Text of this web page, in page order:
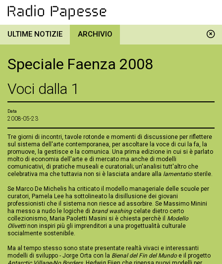
ULTIME NOTIZIE ARCHIVIO
Speciale Faenza 2008
Voci dalla 1
Data
2008-05-23
Tre giorni di incontri, tavole rotonde e momenti di discussione per riflettere
sul sistema dell'arte contemporanea, per ascoltare la voce di cui la fa, la
promuove, la gestisce e la comunica. Una prima edizione in cui si è parlato
molto di economia dell'arte e di mercato ma anche di modelli
comunicativi, di pratiche museali e curatoriali; un'analisi tutt'altro che
celebrativa ma che tuttavia non si è lasciata andare alla lamentatiosterile.
Se Marco De Michelis ha criticato il modello manageriale delle scuole per
curatori, Pamela Lee ha sottolineato la disillusione dei giovani
professionisti che il sistema non riesce ad assorbire. Se Massimo Minini
ha messo a nudo le logiche di brand washing celate dietro certo
collezionismo, Maria Paoletti Masini si è chiesta perchè il Modello
Olivettinon inspiri più gli imprenditori a una progettualità culturale
socialmente sostenibile.
Ma al tempo stesso sono state presentate realtà vivaci e interessanti
modelli di sviluppo - Jorge Orta con la Bienal del Fin del Mundo e il progetto